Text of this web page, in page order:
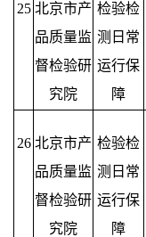
25 北京市产
品质量监
督检验研
究院
检验检
测日常
运行保
障
26 北京市产
品质量监
督检验研
究院
检验检
测日常
运行保
障